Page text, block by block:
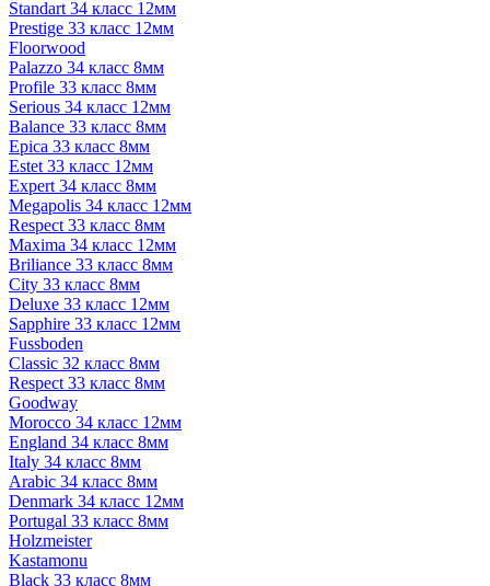
Standart 34 класс 12мм
Prestige 33 класс 12мм
Floorwood
Palazzo 34 класс 8мм
Profile 33 класс 8мм
Serious 34 класс 12мм
Balance 33 класс 8мм
Epica 33 класс 8мм
Estet 33 класс 12мм
Expert 34 класс 8мм
Megapolis 34 класс 12мм
Respect 33 класс 8мм
Maxima 34 класс 12мм
Briliance 33 класс 8мм
City 33 класс 8мм
Deluxe 33 класс 12мм
Sapphire 33 класс 12мм
Fussboden
Classic 32 класс 8мм
Respect 33 класс 8мм
Goodway
Morocco 34 класс 12мм
England 34 класс 8мм
Italy 34 класс 8мм
Arabic 34 класс 8мм
Denmark 34 класс 12мм
Portugal 33 класс 8мм
Holzmeister
Kastamonu
Black 33 класс 8мм